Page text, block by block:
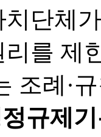
단체
를 제
조례·
규제